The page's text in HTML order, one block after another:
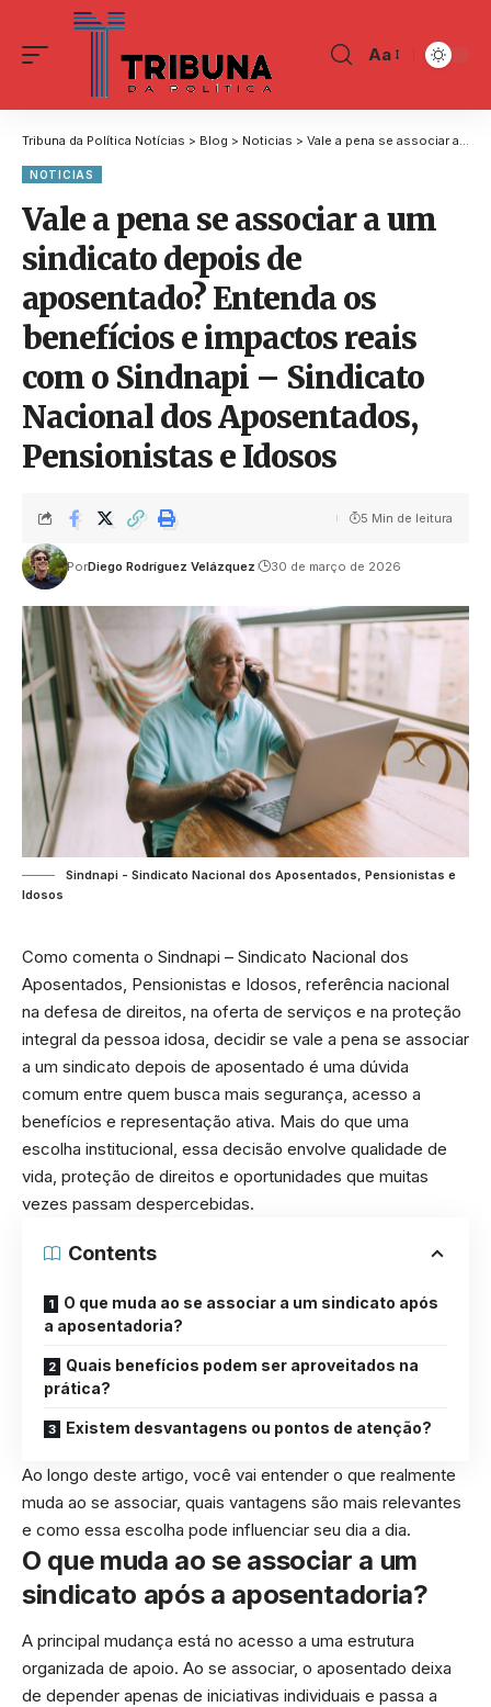
Aa
Tribuna da Política Notícias > Blog > Noticias > Vale a pena se associar a um sindicato depois de aposentado? Entenda os benefícios e impactos reais com o Sindnapi – Sindicato Nacional dos Aposentados, Pensionistas e Idosos
NOTICIAS
Vale a pena se associar a um
sindicato depois de
aposentado? Entenda os
benefícios e impactos reais
com o Sindnapi – Sindicato
Nacional dos Aposentados,
Pensionistas e Idosos
PorDiego Rodríguez Velázquez 30 de março de 2026
5 Min de leitura
Sindnapi - Sindicato Nacional dos Aposentados, Pensionistas e
Idosos
Como comenta o Sindnapi – Sindicato Nacional dos
Aposentados, Pensionistas e Idosos, referência nacional
na defesa de direitos, na oferta de serviços e na proteção
integral da pessoa idosa, decidir se vale a pena se associar
a um sindicato depois de aposentado é uma dúvida
comum entre quem busca mais segurança, acesso a
benefícios e representação ativa. Mais do que uma
escolha institucional, essa decisão envolve qualidade de
vida, proteção de direitos e oportunidades que muitas
vezes passam despercebidas.
Contents
O que muda ao se associar a um sindicato após
a aposentadoria?
Quais benefícios podem ser aproveitados na
prática?
Existem desvantagens ou pontos de atenção?
Ao longo deste artigo, você vai entender o que realmente
muda ao se associar, quais vantagens são mais relevantes
e como essa escolha pode influenciar seu dia a dia.
O que muda ao se associar a um
sindicato após a aposentadoria?
A principal mudança está no acesso a uma estrutura
organizada de apoio. Ao se associar, o aposentado deixa
de depender apenas de iniciativas individuais e passa a